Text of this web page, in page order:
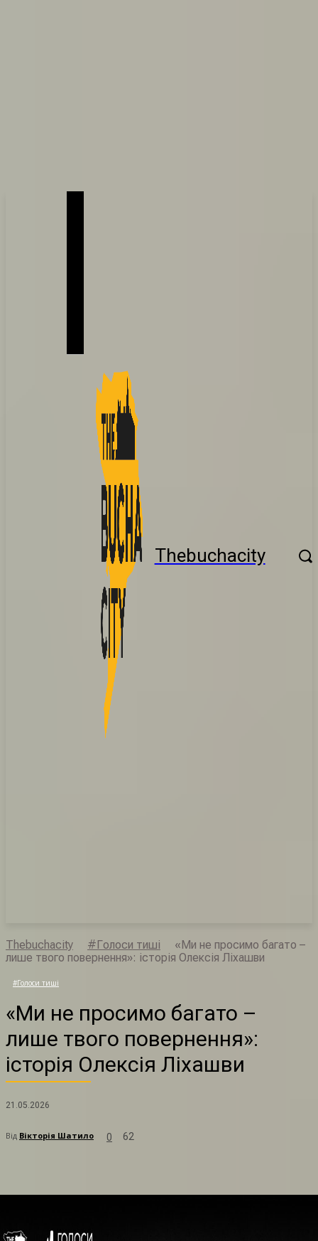
Thebuchacity
Thebuchacity #Голоси тиші
«Ми не просимо багато –
лише твого повернення»: історія Олексія Ліхашви
#Голоси тиші
«Ми не просимо багато –
лише твого повернення»:
історія Олексія Ліхашви
21.05.2026
Від Вікторія Шатило 0 62